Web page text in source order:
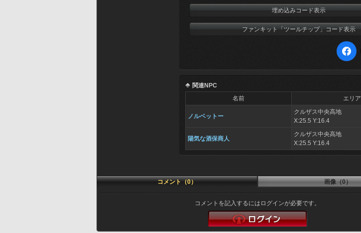
埋め込みコード表示
ファンキット「ツールチップ」コード表示
関連NPC
名前
エリア
ノルベットー
クルザス中央高地
X:25.5 Y:16.4
陽気な酒保商人
クルザス中央高地
X:25.5 Y:16.4
コメント（0） 画像（0）
コメントを記入するにはログインが必要です。